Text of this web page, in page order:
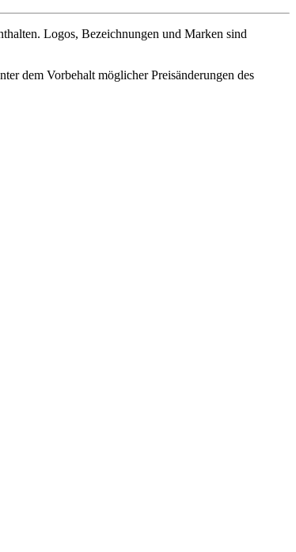
Logos, Bezeichnungen und Marken sind
dem Vorbehalt möglicher Preisänderungen des